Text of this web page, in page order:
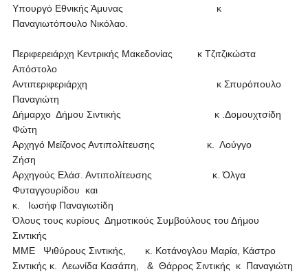
Υπουργό Εθνικής Άμυνας κ
Παναγιωτόπουλο Νικόλαο.
Περιφερειάρχη Κεντρικής Μακεδονίας κ Τζιτζικώστα
Απόστολο
Αντιπεριφεριάρχη κ Σπυρόπουλο
Παναγιώτη
Δήμαρχο Δήμου Σιντικής κ .Δομουχτσίδη
Φώτη
Αρχηγό Μείζονος Αντιπολίτευσης κ. Λούγγο
Ζήση
Αρχηγούς Ελάσ. Αντιπολίτευσης κ. Όλγα
Φυταγγουρίδου και
κ. Ιωσήφ Παναγιωτίδη
Όλους τους κυρίους Δημοτικούς Συμβούλους του Δήμου
Σιντικής
ΜΜΕ Ψιθύρους Σιντικής, κ. Κοτάνογλου Μαρία, Κάστρο
Σιντικής κ. Λεωνίδα Κασάπη, & Θάρρος Σιντικής κ Παναγιώτη